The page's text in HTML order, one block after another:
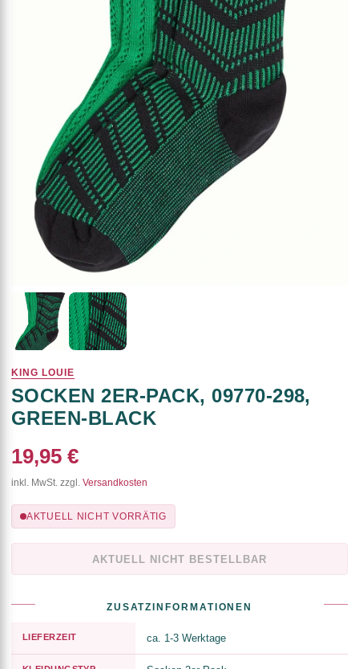
KING LOUIE
SOCKEN 2ER-PACK, 09770-298,
GREEN-BLACK
19,95 €
inkl. MwSt. zzgl. Versandkosten
AKTUELL NICHT VORRÄTIG
AKTUELL NICHT BESTELLBAR
ZUSATZINFORMATIONEN
LIEFERZEIT ca. 1-3 Werktage